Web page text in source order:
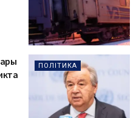
ПОЛІТИКА